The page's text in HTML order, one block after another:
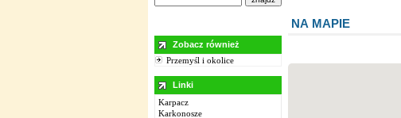
Zobacz również
Przemyśl i okolice
Linki
Karpacz
Karkonosze
NA MAPIE